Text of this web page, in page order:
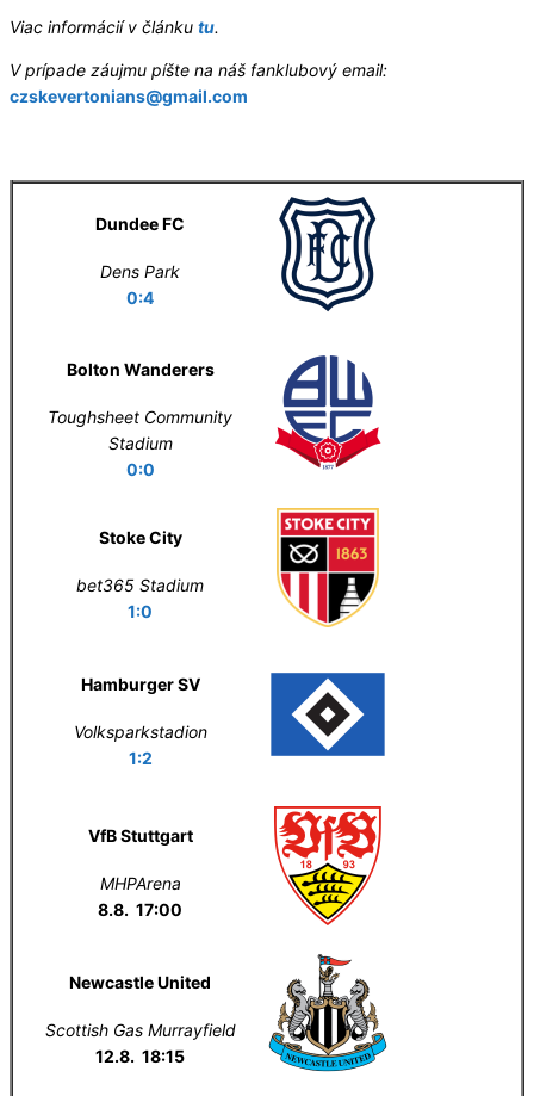
Viac informácií v článku tu.
V prípade záujmu píšte na náš fanklubový email:
czskevertonians@gmail.com
Dundee FC
Dens Park
0:4
Bolton Wanderers
Toughsheet Community
Stadium
0:0
Stoke City
bet365 Stadium
1:0
Hamburger SV
Volksparkstadion
1:2
VfB Stuttgart
MHPArena
8.8. 17:00
Newcastle United
Scottish Gas Murrayfield
12.8. 18:15